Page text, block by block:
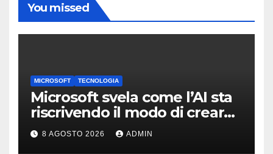
You missed
MICROSOFT TECNOLOGIA
Microsoft svela come l’AI sta
riscrivendo il modo di creare
software
8 AGOSTO 2026 ADMIN